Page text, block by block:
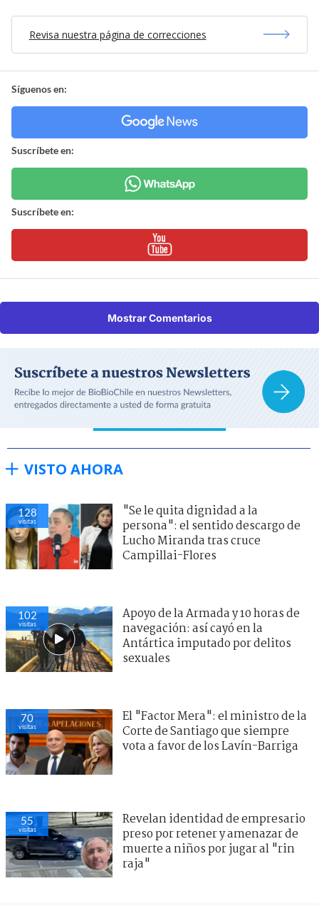
Revisa nuestra página de correcciones
Síguenos en:
Suscríbete en:
Suscríbete en:
Mostrar Comentarios
VISTO AHORA
128
visitas
"Se le quita dignidad a la
persona": el sentido descargo de
Lucho Miranda tras cruce
Campillai-Flores
102
visitas
Apoyo de la Armada y 10 horas de
navegación: así cayó en la
Antártica imputado por delitos
sexuales
70
visitas
El "Factor Mera": el ministro de la
Corte de Santiago que siempre
vota a favor de los Lavín-Barriga
55
visitas
Revelan identidad de empresario
preso por retener y amenazar de
muerte a niños por jugar al "rin
raja"